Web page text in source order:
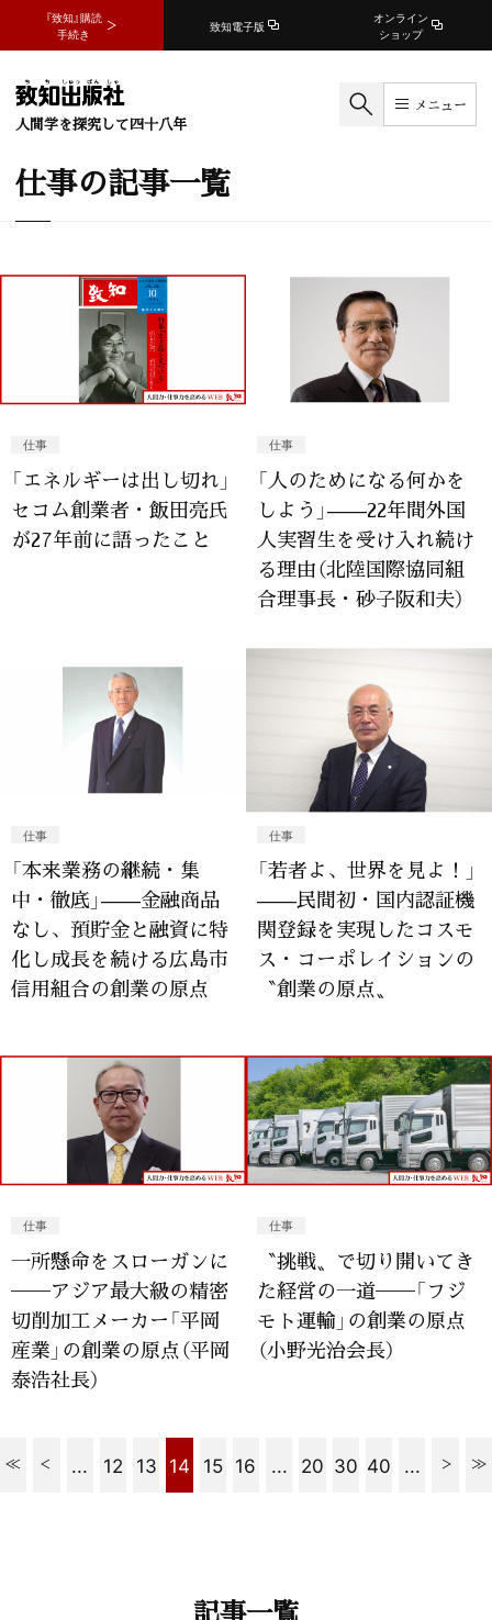
『致知』購読
手続き
致知電子版
オンライン
ショップ
人間学を探究して四十八年
メニュー
仕事の記事一覧
仕事
「エネルギーは出し切れ」
セコム創業者・飯田亮氏
が27年前に語ったこと
仕事
「人のためになる何かを
しよう」——22年間外国
人実習生を受け入れ続け
る理由（北陸国際協同組
合理事長・砂子阪和夫）
仕事
「本来業務の継続・集
中・徹底」——金融商品
なし、預貯金と融資に特
化し成長を続ける広島市
信用組合の創業の原点
仕事
「若者よ、世界を見よ！」
——民間初・国内認証機
関登録を実現したコスモ
ス・コーポレイションの
〝創業の原点〟
仕事
一所懸命をスローガンに
──アジア最大級の精密
切削加工メーカー「平岡
産業」の創業の原点（平岡
泰浩社長）
仕事
〝挑戦〟で切り開いてき
た経営の一道──「フジ
モト運輸」の創業の原点
（小野光治会長）
... 12 13 14 15 16 ... 20 30 40 ...
記事一覧